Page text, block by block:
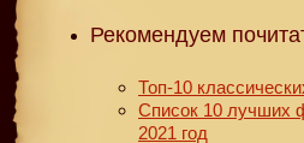
Рекомендуем
Топ-10
Список 10 лучших
2021 год